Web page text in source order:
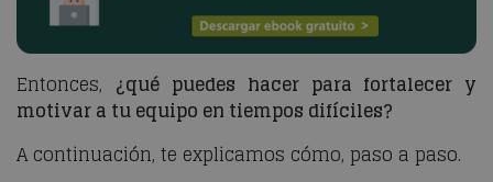
Entonces, ¿qué puedes hacer para fortalecer y
motivar a tu equipo en tiempos difíciles?
A continuación, te explicamos cómo, paso a paso.